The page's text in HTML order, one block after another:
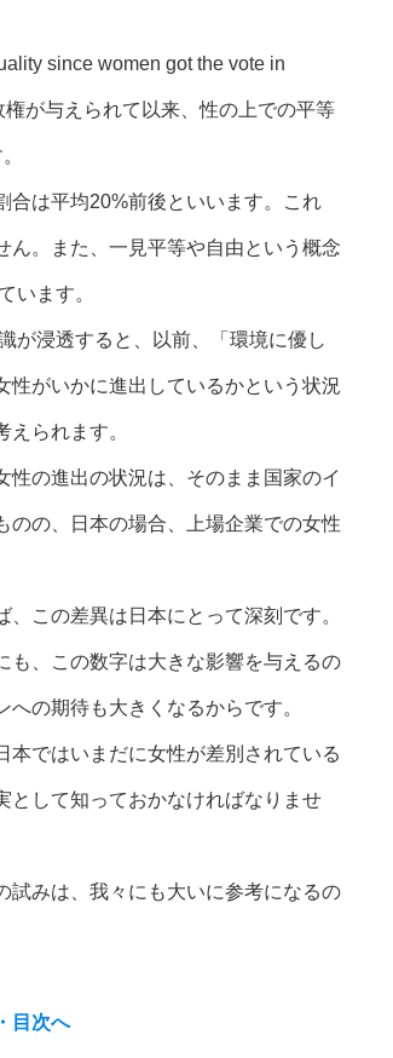
since women got the vote in
が与えられて以来、性の上での平等
合は平均20%前後といいます。これ
ん。また、一見平等や自由という概念
います。
が浸透すると、以前、「環境に優し
性がいかに進出しているかという状況
られます。
性の進出の状況は、そのまま国家のイ
のの、日本の場合、上場企業での女性
この差異は日本にとって深刻です。
も、この数字は大きな影響を与えるの
の期待も大きくなるからです。
本ではいまだに女性が差別されている
として知っておかなければなりませ
試みは、我々にも大いに参考になるの
目次へ